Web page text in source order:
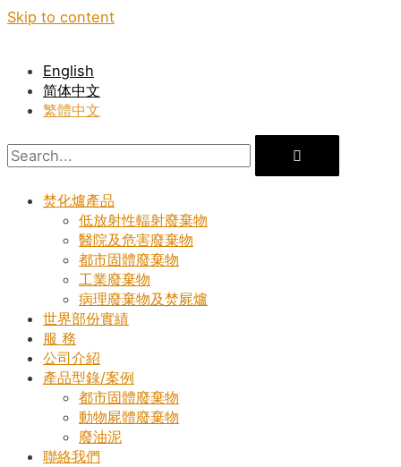
Skip to content
English
简体中文
繁體中文
焚化爐產品
低放射性輻射廢棄物
醫院及危害廢棄物
都市固體廢棄物
工業廢棄物
病理廢棄物及焚屍爐
世界部份實績
服 務
公司介紹
產品型錄/案例
都市固體廢棄物
動物屍體廢棄物
廢油泥
聯絡我們